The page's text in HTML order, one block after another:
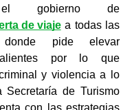
gobierno de
de viaje a todas las
pide elevar
por lo que
y violencia a lo
Secretaría de Turismo
con las estrategias